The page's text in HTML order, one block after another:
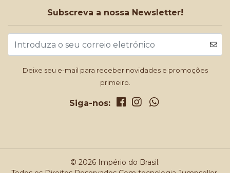
Subscreva a nossa Newsletter!
Deixe seu e-mail para receber novidades e promoções
primeiro.
Siga-nos:
© 2026 Império do Brasil.